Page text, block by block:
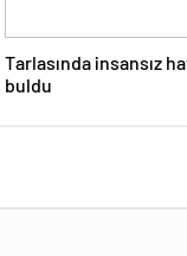
Tarlasında insansız
buldu